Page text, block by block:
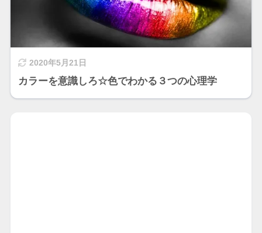
2020年5月21日
カラーを意識しろ☆色でわかる３つの心理学